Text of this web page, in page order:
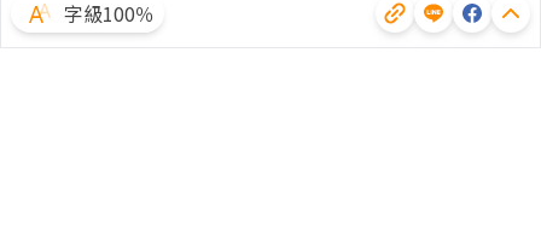
字級100％